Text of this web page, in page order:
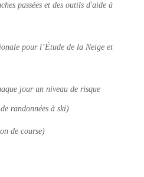
passées et des outils d'aide à
pour l’Étude de la Neige et
jour un niveau de risque
randonnées à ski)
de course)